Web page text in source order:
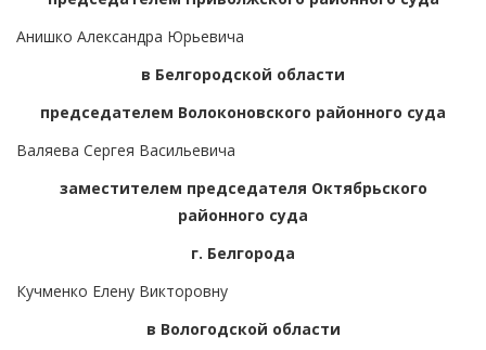
Анишко Александра Юрьевича
в Белгородской области
председателем Волоконовского районного суда
Валяева Сергея Васильевича
заместителем председателя Октябрьского
районного суда
г. Белгорода
Кучменко Елену Викторовну
в Вологодской области